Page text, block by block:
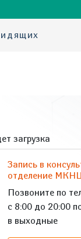
загрузка
Запись в
отделение
Позвоните по
с 8:00 до 20:00
в выходные